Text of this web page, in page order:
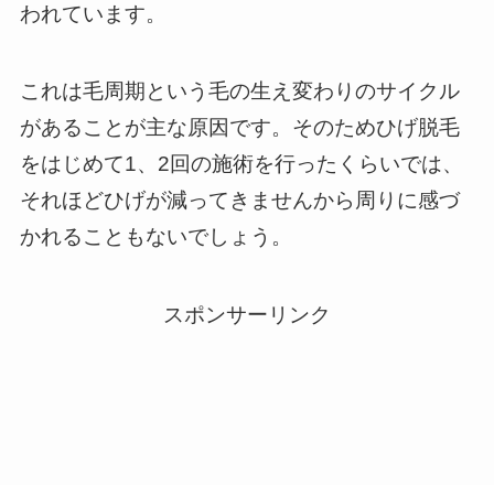
われています。
これは毛周期という毛の生え変わりのサイクル
があることが主な原因です。そのためひげ脱毛
をはじめて1、2回の施術を行ったくらいでは、
それほどひげが減ってきませんから周りに感づ
かれることもないでしょう。
スポンサーリンク